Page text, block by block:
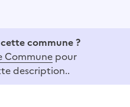
commune ?
Commune pour
description..